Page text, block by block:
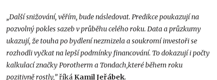
„Další snižování, věřím, bude následovat. Predikce poukazují na
pozvolný pokles sazeb v průběhu celého roku. Data a průzkumy
ukazují, že touha pobydlení nezmizela a soukromí investoři se
rozhodli vyčkat na lepší podmínky financování. To dokazují i počty
kalkulací značky Porotherm a Tondach,které během roku
pozitivně rostly,”říká Kamil Jeřábek.